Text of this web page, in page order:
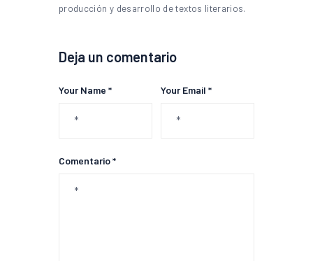
producción y desarrollo de textos literarios.
Deja un comentario
Your Name * Your Email *
Comentario *